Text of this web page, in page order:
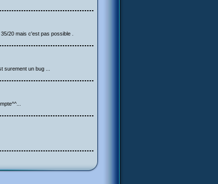
20 mais c'est pas possible .
surement un bug ...